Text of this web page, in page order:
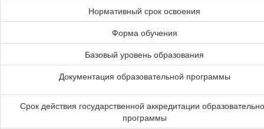
Нормативный срок освоения
Форма обучения
Базовый уровень образования
Документация образовательной программы
Срок действия государственной аккредитации
программы